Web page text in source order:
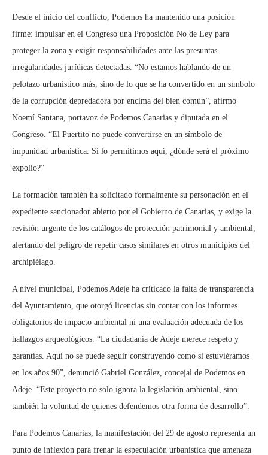
Desde el inicio del conflicto, Podemos ha mantenido una posición
firme: impulsar en el Congreso una Proposición No de Ley para
proteger la zona y exigir responsabilidades ante las presuntas
irregularidades jurídicas detectadas. “No estamos hablando de un
pelotazo urbanístico más, sino de lo que se ha convertido en un símbolo
de la corrupción depredadora por encima del bien común”, afirmó
Noemí Santana, portavoz de Podemos Canarias y diputada en el
Congreso. “El Puertito no puede convertirse en un símbolo de
impunidad urbanística. Si lo permitimos aquí, ¿dónde será el próximo
expolio?”
La formación también ha solicitado formalmente su personación en el
expediente sancionador abierto por el Gobierno de Canarias, y exige la
revisión urgente de los catálogos de protección patrimonial y ambiental,
alertando del peligro de repetir casos similares en otros municipios del
archipiélago.
A nivel municipal, Podemos Adeje ha criticado la falta de transparencia
del Ayuntamiento, que otorgó licencias sin contar con los informes
obligatorios de impacto ambiental ni una evaluación adecuada de los
hallazgos arqueológicos. “La ciudadanía de Adeje merece respeto y
garantías. Aquí no se puede seguir construyendo como si estuviéramos
en los años 90”, denunció Gabriel González, concejal de Podemos en
Adeje. “Este proyecto no solo ignora la legislación ambiental, sino
también la voluntad de quienes defendemos otra forma de desarrollo”.
Para Podemos Canarias, la manifestación del 29 de agosto representa un
punto de inflexión para frenar la especulación urbanística que amenaza